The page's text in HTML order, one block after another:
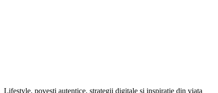
Lifestyle, povești autentice, strategii digitale și inspirație din viața